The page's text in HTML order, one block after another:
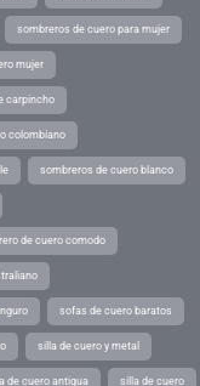
sombreros de cuero para mujer
mujer
carpincho
colombiano
sombreros de cuero blanco
de cuero comodo
sofas de cuero baratos
silla de cuero y metal
de cuero antigua silla de cuero